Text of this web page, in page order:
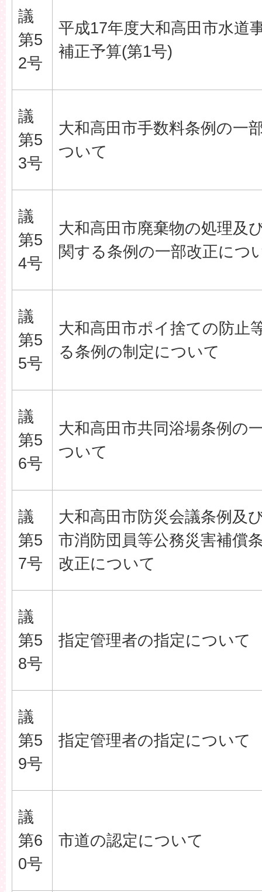
議
第5
2号
平成17年度大和高田市水道
補正予算(第1号)
議
第5
3号
大和高田市手数料条例の一
ついて
議
第5
4号
大和高田市廃棄物の処理及
関する条例の一部改正につ
議
第5
5号
大和高田市ポイ捨ての防止
る条例の制定について
議
第5
6号
大和高田市共同浴場条例の
ついて
議
第5
7号
大和高田市防災会議条例及
市消防団員等公務災害補償
改正について
議
第5
8号
指定管理者の指定について
議
第5
9号
指定管理者の指定について
議
第6
0号
市道の認定について